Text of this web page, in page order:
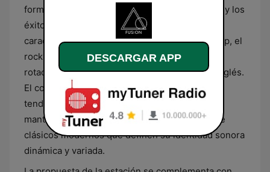
formato centrado en la música contemporánea y los
éxitos de alcance global. Su programación se
caracteriza por una selección que integra el pop, el
rock y los géneros urbanos, ofreciendo una
rotación de temas tanto en español como en inglés.
El contenido está estructurado para cubrir las
tendencias actuales del mercado musical,
manteniendo al mismo tiempo un repertorio de
clásicos modernos que definen su identidad sonora
dinámica y variada.
DESCARGAR APP